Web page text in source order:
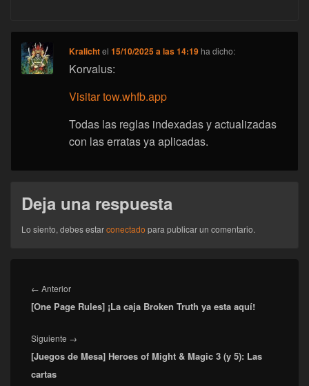
Kralichtel15/10/2025 a las 14:19 ha dicho:
Korvalus:
Visitar tow.whfb.app
Todas las reglas indexadas y actualizadas
con las erratas ya aplicadas.
Deja una respuesta
Lo siento, debes estarconectado para publicar un comentario.
de
entradas
← AnteriorEntrada
anterior:
[One Page Rules] ¡La caja Broken Truth ya esta aquí!
Siguiente →
siguiente:
[Juegos de Mesa] Heroes of Might & Magic 3 (y 5): Las
cartas